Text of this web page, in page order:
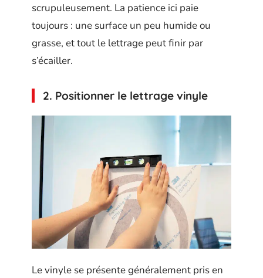
scrupuleusement. La patience ici paie
toujours : une surface un peu humide ou
grasse, et tout le lettrage peut finir par
s’écailler.
2. Positionner le lettrage vinyle
Le vinyle se présente généralement pris en